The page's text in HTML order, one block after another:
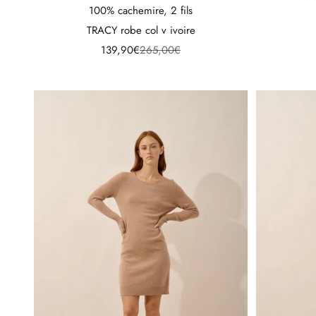
100% cachemire, 2 fils
TRACY robe col v ivoire
Prix de vente
139,90€Prix normal
265,00€